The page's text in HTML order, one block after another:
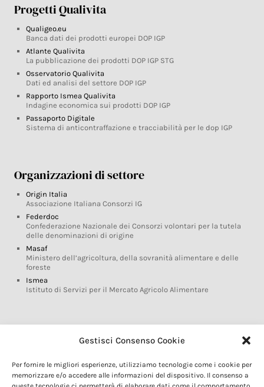
Gestisci Consenso Cookie
Per fornire le migliori esperienze, utilizziamo tecnologie come i cookie per
memorizzare e/o accedere alle informazioni del dispositivo. Il consenso a
Progetti Qualivita
Qualigeo.eu
Banca dati dei prodotti europei DOP IGP
Atlante Qualivita
La pubblicazione dei prodotti DOP IGP STG
Osservatorio Qualivita
Dati ed analisi del settore DOP IGP
Rapporto Ismea Qualivita
Indagine economica sui prodotti DOP IGP
Passaporto Digitale
Sistema di anticontraffazione e tracciabilità per le dop IGP
Organizzazioni di settore
Origin Italia
Associazione Italiana Consorzi IG
Federdoc
Confederazione Nazionale dei Consorzi volontari per la tutela
delle denominazioni di origine
Masaf
Ministero dell’agricoltura, della sovranità alimentare e delle
foreste
Ismea
Istituto di Servizi per il Mercato Agricolo Alimentare
Glossario DOP IGP
Marchi DOP IGP
Normativa prodotti DOP IGP